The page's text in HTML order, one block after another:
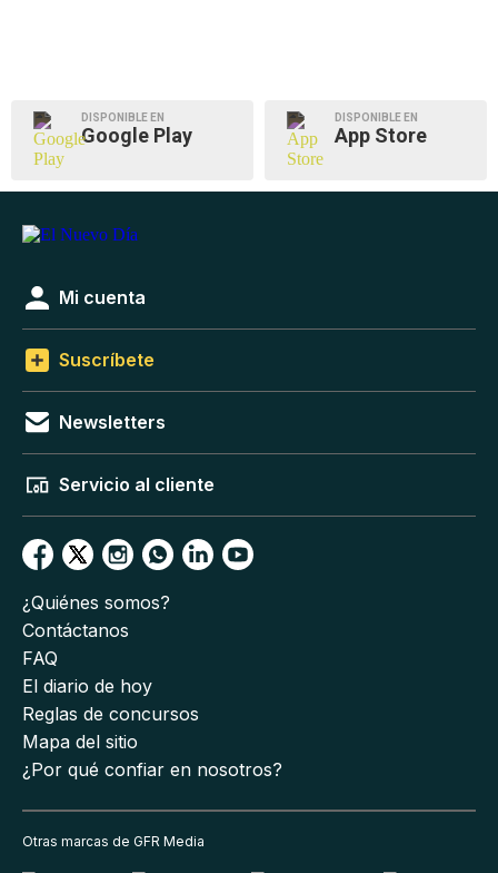
DISPONIBLE EN
Google Play
DISPONIBLE EN
App Store
Mi cuenta
Suscríbete
Newsletters
Servicio al cliente
¿Quiénes somos?
Contáctanos
FAQ
El diario de hoy
Reglas de concursos
Mapa del sitio
¿Por qué confiar en nosotros?
Otras marcas de GFR Media